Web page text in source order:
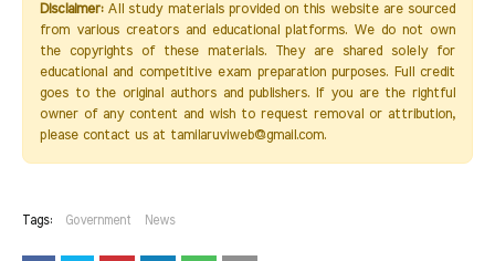
Disclaimer:All study materials provided on this website are sourced
from various creators and educational platforms. We do not own
the copyrights of these materials. They are shared solely for
educational and competitive exam preparation purposes. Full credit
goes to the original authors and publishers. If you are the rightful
owner of any content and wish to request removal or attribution,
please contact us at tamilaruviweb@gmail.com.
Tags: Government News